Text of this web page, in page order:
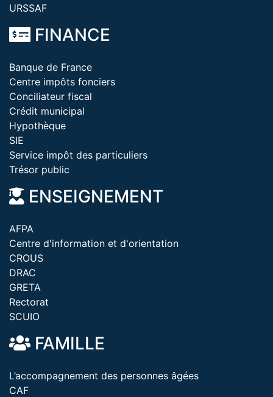
URSSAF
FINANCE
Banque de France
Centre impôts fonciers
Conciliateur fiscal
Crédit municipal
Hypothèque
SIE
Service impôt des particuliers
Trésor public
ENSEIGNEMENT
AFPA
Centre d'information et d'orientation
CROUS
DRAC
GRETA
Rectorat
SCUIO
FAMILLE
L’accompagnement des personnes âgées
CAF